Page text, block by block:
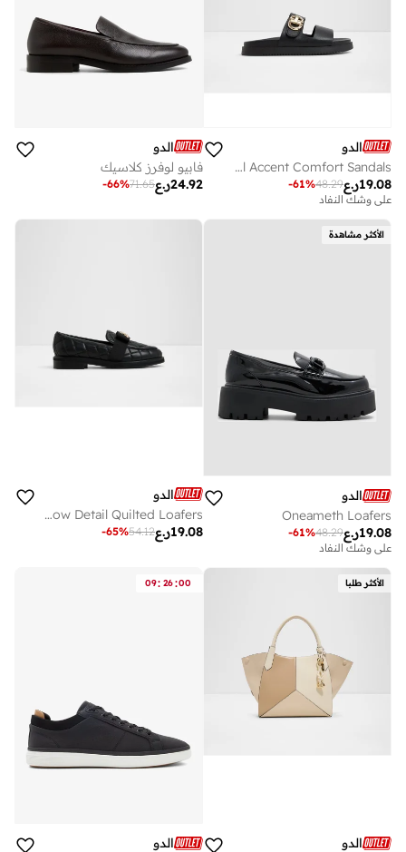
الدو
DAISYMAE Metal Accent Comfort Sandals
ر.ع19.08
48.29
-61%
على وشك النفاد
الدو
فابيو لوفرز كلاسيك
ر.ع24.92
71.65
-66%
الأكثر مشاهدة
الدو
Oneameth Loafers
ر.ع19.08
48.29
-61%
على وشك النفاد
الدو
BISSAMO Bow Detail Quilted Loafers
ر.ع19.08
54.12
-65%
الأكثر طلبا
الدو
09: 26:00
الدو